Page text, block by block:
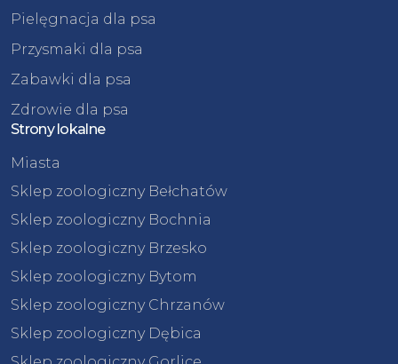
Pielęgnacja dla psa
Przysmaki dla psa
Zabawki dla psa
Zdrowie dla psa
Strony lokalne
Miasta
Sklep zoologiczny Bełchatów
Sklep zoologiczny Bochnia
Sklep zoologiczny Brzesko
Sklep zoologiczny Bytom
Sklep zoologiczny Chrzanów
Sklep zoologiczny Dębica